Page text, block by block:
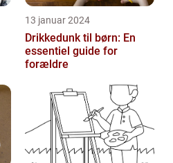
13 januar 2024
Drikkedunk til børn: En
essentiel guide for
forældre